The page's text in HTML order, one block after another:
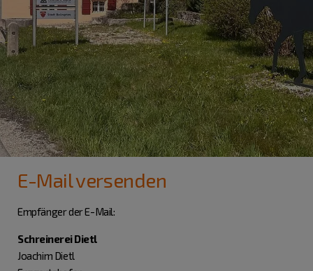
E-Mail versenden
Empfänger der E-Mail:
Schreinerei Dietl
Joachim Dietl